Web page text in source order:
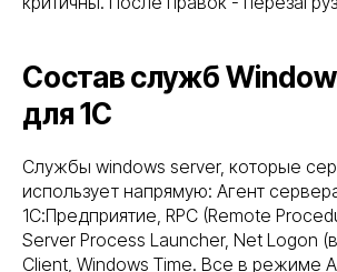
Состав служб
для 1С
Службы windows server, которые
использует напрямую: Агент
1С:Предприятие, RPC (Remote
Server Process Launcher, Net Logon
Client, Windows Time. Все в режиме